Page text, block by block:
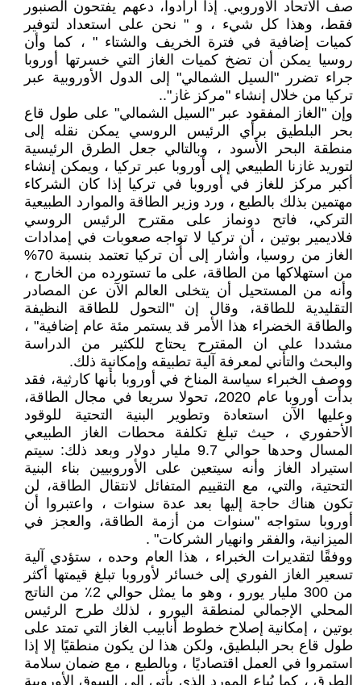
صف الاتحاد الأوروبي. إذا أرادوا، دعهم يفتحون الصنبور
فقط، وهذا كل شيء ، و " نحن على استعداد لتوفير
كميات إضافية في فترة الخريف والشتاء " ، كما وأن
روسيا يمكن أن تضخ كميات الغاز التي خسرتها أوروبا
جراء تضرر "السيل الشمالي" إلى الدول الأوروبية عبر
تركيا من خلال إنشاء "مركز غاز"..
وإن "الغاز المفقود عبر "السيل الشمالي" على طول قاع
بحر البلطيق برأي الرئيس الروسي يمكن نقله إلى
منطقة البحر الأسود ، وبالتالي جعل الطرق الرئيسية
لتوريد غازنا الطبيعي إلى أوروبا عبر تركيا ، ويمكن إنشاء
أكبر مركز للغاز في أوروبا في تركيا إذا كان الشركاء
مهتمين بذلك بالطبع ، ورد وزير الطاقة والموارد الطبيعية
التركي، فاتح دونماز على مقترح الرئيس الروسي
فلاديمير بوتين ، أن تركيا لا تواجه صعوبات في إمدادات
الغاز من روسيا، وأشار إلى أن تركيا تعتمد بنسبة 70%
من استهلاكها من الطاقة، على ما تستورده من الخارج ،
وأنه من المستحيل أن يتخلى العالم الآن عن المصادر
التقليدية للطاقة، وقال إن "التحول للطاقة النظيفة
والطاقة الخضراء هذا الأمر قد يستمر مئة عام إضافية" ،
مشددا على ان المقترح يحتاج للكثير من الدراسة
والبحث والتأني لمعرفة آلية تطبيقه وإمكانية ذلك.
ووصف الخبراء سياسة المناخ في أوروبا بأنها كارثية، فقد
بدأت أوروبا عام 2020، تحولا سريعا في مجال الطاقة،
وعليها الآن استعادة وتطوير البنية التحتية للوقود
الأحفوري ، حيث تبلغ تكلفة محطات الغاز الطبيعي
المسال وحدها حوالي 9.7 مليار دولار وبعد ذلك: سيتم
استيراد الغاز وأنه سيتعين على الأوروبيين بناء البنية
التحتية، والتي، مع التقييم المتفائل لانتقال الطاقة، لن
تكون هناك حاجة إليها بعد عدة سنوات ، واعتبروا أن
أوروبا ستواجه "سنوات من أزمة الطاقة، والعجز في
الميزانية، والفقر وانهيار الشركات" .
ووفقًا لتقديرات الخبراء ، هذا العام وحده ، ستؤدي آلية
تسعير الغاز الفوري إلى خسائر لأوروبا تبلغ قيمتها أكثر
من 300 مليار يورو ، وهو ما يمثل حوالي 2٪ من الناتج
المحلي الإجمالي لمنطقة اليورو ، لذلك طرح الرئيس
بوتين ، إمكانية إصلاح خطوط أنابيب الغاز التي تمتد على
طول قاع بحر البلطيق، ولكن هذا لن يكون منطقيًا إلا إذا
استمروا في العمل اقتصاديًا ، وبالطبع ، مع ضمان سلامة
الطرق ، كما يُباع المورد الذي يأتي إلى السوق الأوروبية